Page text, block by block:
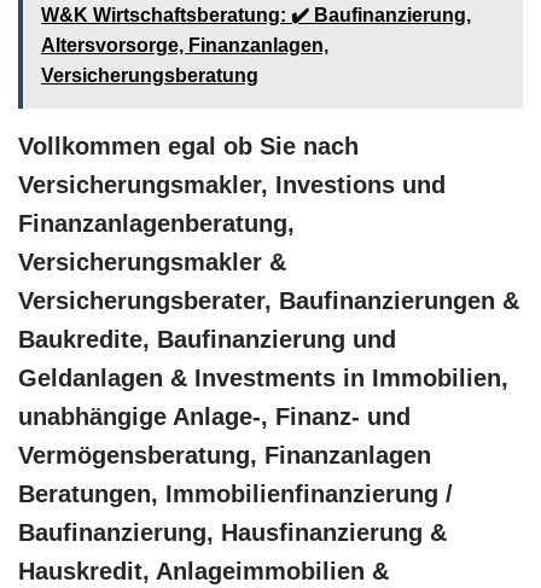
W&K Wirtschaftsberatung: ✔️ Baufinanzierung,
Altersvorsorge, Finanzanlagen,
Versicherungsberatung
Vollkommen egal ob Sie nach
Versicherungsmakler, Investions und
Finanzanlagenberatung,
Versicherungsmakler &
Versicherungsberater, Baufinanzierungen &
Baukredite, Baufinanzierung und
Geldanlagen & Investments in Immobilien,
unabhängige Anlage-, Finanz- und
Vermögensberatung, Finanzanlagen
Beratungen, Immobilienfinanzierung /
Baufinanzierung, Hausfinanzierung &
Hauskredit, Anlageimmobilien &